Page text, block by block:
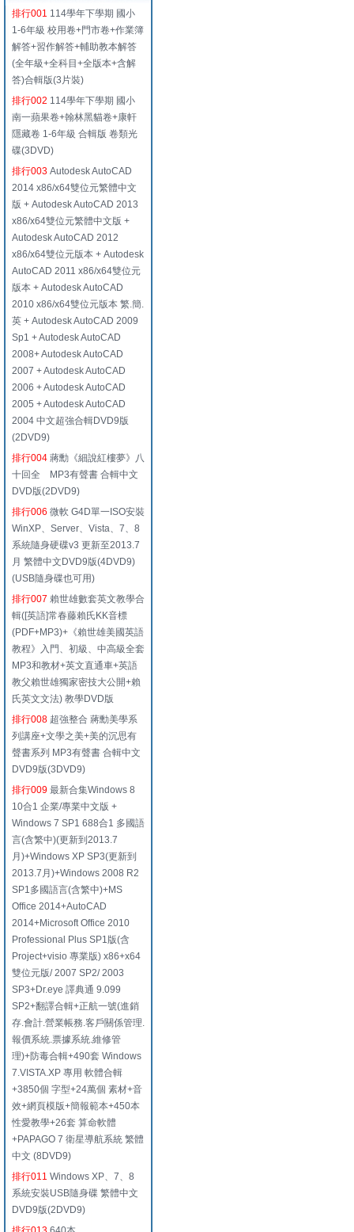
排行001 114學年下學期 國小
1-6年級 校用卷+門市卷+作業簿
解答+習作解答+輔助教本解答
(全年級+全科目+全版本+含解
答)合輯版(3片裝)
排行002 114學年下學期 國小
南一蘋果卷+翰林黑貓卷+康軒
隱藏卷 1-6年級 合輯版 卷類光
碟(3DVD)
排行003 Autodesk AutoCAD
2014 x86/x64雙位元繁體中文
版 + Autodesk AutoCAD 2013
x86/x64雙位元繁體中文版 +
Autodesk AutoCAD 2012
x86/x64雙位元版本 + Autodesk
AutoCAD 2011 x86/x64雙位元
版本 + Autodesk AutoCAD
2010 x86/x64雙位元版本 繁.簡.
英 + Autodesk AutoCAD 2009
Sp1 + Autodesk AutoCAD
2008+ Autodesk AutoCAD
2007 + Autodesk AutoCAD
2006 + Autodesk AutoCAD
2005 + Autodesk AutoCAD
2004 中文超強合輯DVD9版
(2DVD9)
排行004 蔣勳《細說紅樓夢》八
十回全 MP3有聲書 合輯中文
DVD版(2DVD9)
排行006 微軟 G4D單一ISO安裝
WinXP、Server、Vista、7、8
系統隨身硬碟v3 更新至2013.7
月 繁體中文DVD9版(4DVD9)
(USB隨身碟也可用)
排行007 賴世雄數套英文教學合
輯([英語]常春藤賴氏KK音標
(PDF+MP3)+《賴世雄美國英語
教程》入門、初級、中高級全套
MP3和教材+英文直通車+英語
教父賴世雄獨家密技大公開+賴
氏英文文法) 教學DVD版
排行008 超強整合 蔣勳美學系
列講座+文學之美+美的沉思有
聲書系列 MP3有聲書 合輯中文
DVD9版(3DVD9)
排行009 最新合集Windows 8
10合1 企業/專業中文版 +
Windows 7 SP1 688合1 多國語
言(含繁中)(更新到2013.7
月)+Windows XP SP3(更新到
2013.7月)+Windows 2008 R2
SP1多國語言(含繁中)+MS
Office 2014+AutoCAD
2014+Microsoft Office 2010
Professional Plus SP1版(含
Project+visio 專業版) x86+x64
雙位元版/ 2007 SP2/ 2003
SP3+Dr.eye 譯典通 9.099
SP2+翻譯合輯+正航一號(進銷
存.會計.營業帳務.客戶關係管理.
報價系統.票據系統.維修管
理)+防毒合輯+490套 Windows
7.VISTA.XP 專用 軟體合輯
+3850個 字型+24萬個 素材+音
效+網頁模版+簡報範本+450本
性愛教學+26套 算命軟體
+PAPAGO 7 衛星導航系統 繁體
中文 (8DVD9)
排行011 Windows XP、7、8
系統安裝USB隨身碟 繁體中文
DVD9版(2DVD9)